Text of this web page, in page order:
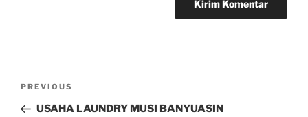
PREVIOUS
USAHA LAUNDRY MUSI BANYUASIN